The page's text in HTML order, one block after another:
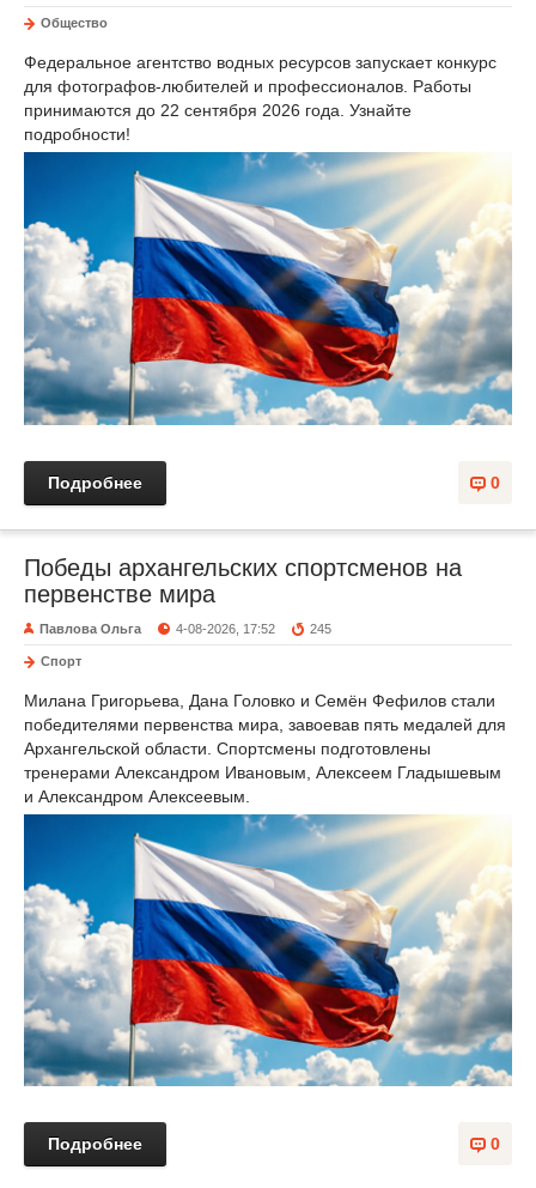
Общество
Федеральное агентство водных ресурсов запускает конкурс
для фотографов-любителей и профессионалов. Работы
принимаются до 22 сентября 2026 года. Узнайте
подробности!
0
Подробнее
Победы архангельских спортсменов на
первенстве мира
Павлова Ольга 4-08-2026, 17:52 245
Спорт
Милана Григорьева, Дана Головко и Семён Фефилов стали
победителями первенства мира, завоевав пять медалей для
Архангельской области. Спортсмены подготовлены
тренерами Александром Ивановым, Алексеем Гладышевым
и Александром Алексеевым.
0
Подробнее